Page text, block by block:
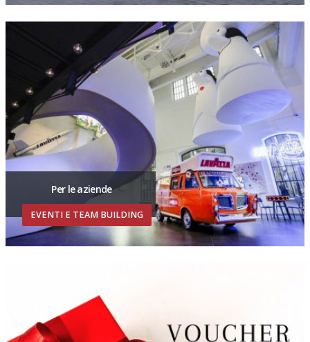
Per le aziende
EVENTI E TEAM BUILDING